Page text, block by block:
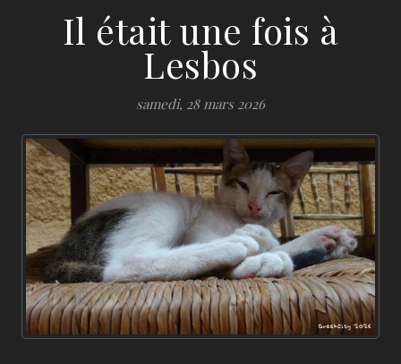
Il était une fois à
Lesbos
samedi, 28 mars 2026